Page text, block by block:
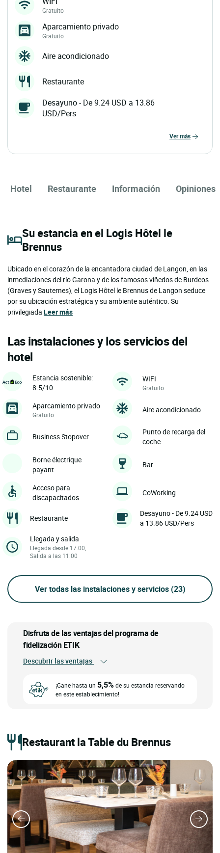
Gratuito
Aparcamiento privado
Gratuito
Aire acondicionado
Restaurante
Desayuno - De 9.24 USD a 13.86
USD/Pers
ver más
Hotel Restaurante Información Opiniones
Su estancia en el Logis Hôtel le
Brennus
Ubicado en el corazón de la encantadora ciudad de Langon, en las
inmediaciones del río Garona y de los famosos viñedos de Burdeos
(Graves y Sauternes), el Logis Hôtel le Brennus de Langon seduce
por su ubicación estratégica y su ambiente auténtico. Su
privilegiada Leer más
Las instalaciones y los servicios del
hotel
Estancia sostenible:
8.5/10
WIFI
Gratuito
Aparcamiento privado
Gratuito
Aire acondicionado
Business Stopover
Punto de recarga del
coche
Borne électrique
payant
Bar
Acceso para
discapacitados
CoWorking
Restaurante
Desayuno - De 9.24 USD
a 13.86 USD/Pers
Llegada y salida
Llegada desde 17:00,
Salida a las 11:00
Ver todas las instalaciones y servicios (23)
Disfruta de las ventajas del programa de
fidelización ETIK
Descubrir las ventajas
¡Gane hasta un 5,5%de su estancia reservando
en este establecimiento!
Restaurant la Table du Brennus